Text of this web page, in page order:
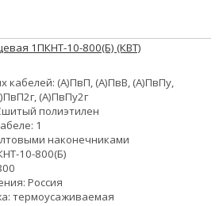
1ПКНТ-10-800(Б) (КВТ)
кабелей: (А)ПвП, (А)ПвВ, (А)ПвПу,
(А)ПвПу2г
полиэтилен
1
наконечниками
10-800(Б)
Россия
термоусаживаемая